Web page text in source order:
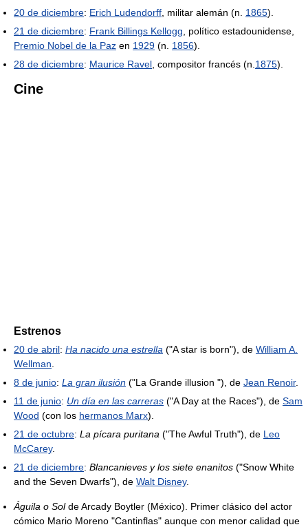
20 de diciembre: Erich Ludendorff , militar alemán (n. 1865).
21 de diciembre: Frank Billings Kellogg , político estadounidense,
Premio Nobel de la Paz en 1929 (n. 1856).
28 de diciembre: Maurice Ravel , compositor francés (n. 1875).
Cine
Estrenos
20 de abril: Ha nacido una estrella ("A star is born"), de William A.
Wellman
8 de junio: La gran ilusión ("La Grande illusion "), de Jean Renoir.
11 de junio: Un día en las carreras ("A Day at the Races"), de Sam
Wood (con los hermanos Marx).
21 de octubre: La pícara puritana ("The Awful Truth"), de Leo
McCarey.
21 de diciembre: Blancanieves y los siete enanitos ("Snow White
and the Seven Dwarfs"), de Walt Disney.
Águila o Solde Arcady Boytler (México). Primer clásico del actor
cómico Mario Moreno "Cantinflas" aunque con menor calidad que